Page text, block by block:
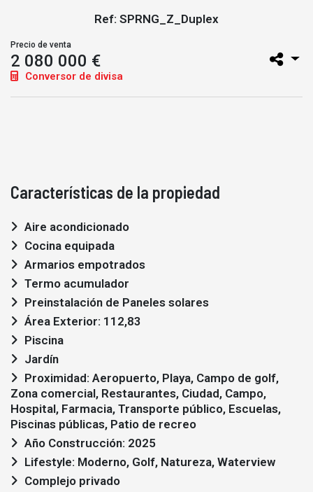
Ref: SPRNG_Z_Duplex
Precio de venta
2 080 000 €
Conversor de divisa
Características de la propiedad
Aire acondicionado
Cocina equipada
Armarios empotrados
Termo acumulador
Preinstalación de Paneles solares
Área Exterior: 112,83
Piscina
Jardín
Zona comercial, Restaurantes, Ciudad, Campo,
Hospital, Farmacia, Transporte público, Escuelas,
Piscinas públicas, Patio de recreo
Año Construcción: 2025
Lifestyle: Moderno, Golf, Natureza, Waterview
Complejo privado